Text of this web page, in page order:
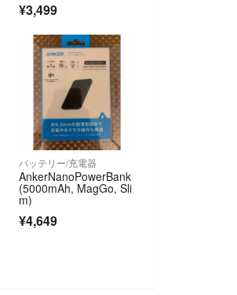
¥3,499
バッテリー/充電器
AnkerNanoPowerBank
(5000mAh, MagGo, Sli
m)
¥4,649